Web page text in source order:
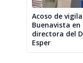
Acoso de
Buenavista
directora del
Esper